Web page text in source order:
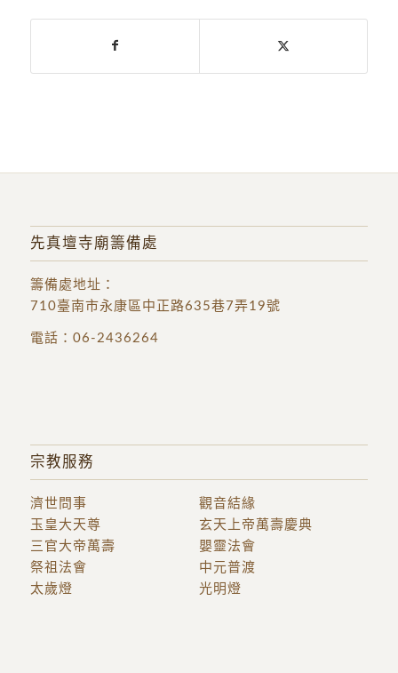
先真壇寺廟籌備處
籌備處地址 ：
710臺南市永康區中正路635巷7弄19號
電話： 06-2436264
宗教服務
濟世問事
觀音結緣
玉皇大天尊
三官大帝萬壽
玄天上帝萬壽慶典
嬰靈法會
祭祖法會
中元普渡
太歲燈
光明燈